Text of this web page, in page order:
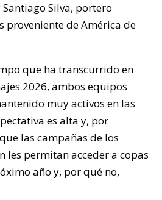
Silva, portero
proveniente de América de
que ha transcurrido en
2026, ambos equipos
muy activos en las
es alta y, por
las campañas de los
les permitan acceder a copas
año y, por qué no,